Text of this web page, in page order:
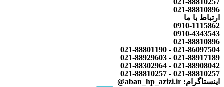
021-88810257
021-88810896
ارتباط با ما
0910-1115862
0910-4343543
021-88810896
021-86097504 - 021-88801190
021-88917189 - 021-88929603
021-88908042 - 021-88302964
021-88810257 - 021-88810257
اینستاگرام: aban_hp_azizi.ir@